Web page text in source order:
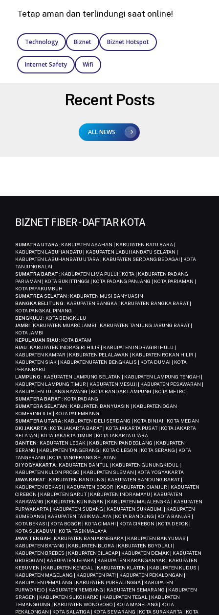
Tetap aman dan terlindungi saat online!
Technology Biznet Biznet Hotspot
Internet Safety Wifi
Recent Posts
ALL NEWS
BIZNET FIBER - DAFTAR KOTA
SUMATRA UTARA: KABUPATEN ASAHAN | KABUPATEN BATU BARA |
KABUPATEN LABUHANBATU | KABUPATEN LABUHANBATU SELATAN |
KABUPATEN LABUHANBATU UTARA | KABUPATEN SERDANG BEDAGAI | KOTA
TANJUNGBALAI
SUMATRA BARAT : KABUPATEN LIMA PULUH KOTA | KABUPATEN PADANG
PARIAMAN | KOTA BUKITTINGGI | KOTA PADANG PANJANG | KOTA PARIAMAN |
KOTA PAYAKUMBUH
SUMATREA SELATAN : KABUPATEN MUSI BANYUASIN
BANGKA BELITUNG : KABUPATEN BANGKA | KABUPATEN BANGKA BARAT |
KOTA PANGKAL PINANG
BENGKULU : KOTA BENGKULU
JAMBI : KABUPATEN MUARO JAMBI | KABUPATEN TANJUNG JABUNG BARAT |
KOTA JAMBI
KEPULAUAN RIAU : KOTA BATAM
RIAU : KABUPATEN INDRAGIRI HILIR | KABUPATEN INDRAGIRI HULU |
KABUPATEN KAMPAR | KABUPATEN PELALAWAN | KABUPATEN ROKAN HILIR |
KABUPATEN SIAK | KABUPATENUPATEN BENGKALIS | KOTA DUMAI | KOTA
PEKANBARU
LAMPUNG : KABUPATEN LAMPUNG SELATAN | KABUPATEN LAMPUNG TENGAH |
KABUPATEN LAMPUNG TIMUR | KABUPATEN MESUJI | KABUPATEN PESAWARAN |
KABUPATEN TULANG BAWANG | KOTA BANDAR LAMPUNG | KOTA METRO
SUMATERA BARAT : KOTA PADANG
SUMATERA SELATAN : KABUPATEN BANYUASIN | KABUPATEN OGAN
KOMERING ILIR | KOTA PALEMBANG
SUMATERA UTARA: KABUPATEN DELI SERDANG | KOTA BINJAI | KOTA MEDAN
DKI JAKARTA: KOTA JAKARTA BARAT | KOTA JAKARTA PUSAT | KOTA JAKARTA
SELATAN | KOTA JAKARTA TIMUR | KOTA JAKARTA UTARA
BANTEN : KABUPATEN LEBAK | KABUPATEN PANDEGLANG | KABUPATEN
SERANG | KABUPATEN TANGERANG | KOTA CILEGON | KOTA SERANG | KOTA
TANGERANG | KOTA TANGERANG SELATAN
DI YOGYAKARTA: KABUPATEN BANTUL | KABUPATEN GUNUNGKIDUL |
KABUPATEN KULON PROGO | KABUPATEN SLEMAN | KOTA YOGYAKARTA
JAWA BARAT : KABUPATEN BANDUNG | KABUPATEN BANDUNG BARAT |
KABUPATEN BEKASI | KABUPATEN BOGOR | KABUPATEN CIANJUR | KABUPATEN
CIREBON | KABUPATEN GARUT | KABUPATEN INDRAMAYU | KABUPATEN
KARAWANG | KABUPATEN KUNINGAN | KABUPATEN MAJALENGKA | KABUPATEN
PURWAKARTA | KABUPATEN SUBANG | KABUPATEN SUKABUMI | KABUPATEN
SUMEDANG | KABUPATEN TASIKMALAYA | KOTA BANDUNG | KOTA BANJAR |
KOTA BEKASI | KOTA BOGOR | KOTA CIMAHI | KOTA CIREBON | KOTA DEPOK |
KOTA SUKABUMI | KOTA TASIKMALAYA
JAWA TENGAH : KABUPATEN BANJARNEGARA | KABUPATEN BANYUMAS |
KABUPATEN BATANG | KABUPATEN BLORA | KABUPATEN BOYOLALI |
KABUPATEN BREBES | KABUPATEN CILACAP | KABUPATEN DEMAK | KABUPATEN
GROBOGAN | KABUPATEN JEPARA | KABUPATEN KARANGANYAR | KABUPATEN
KEBUMEN | KABUPATEN KENDAL | KABUPATEN KLATEN | KABUPATEN KUDUS |
KABUPATEN MAGELANG | KABUPATEN PATI | KABUPATEN PEKALONGAN |
KABUPATEN PEMALANG | KABUPATEN PURBALINGGA | KABUPATEN
PURWOREJO | KABUPATEN REMBANG | KABUPATEN SEMARANG | KABUPATEN
SRAGEN | KABUPATEN SUKOHARJO | KABUPATEN TEGAL | KABUPATEN
TEMANGGUNG | KABUPATEN WONOSOBO | KOTA MAGELANG | KOTA
PEKALONGAN | KOTA SALATIGA | KOTA SEMARANG | KOTA SURAKARTA | KOTA